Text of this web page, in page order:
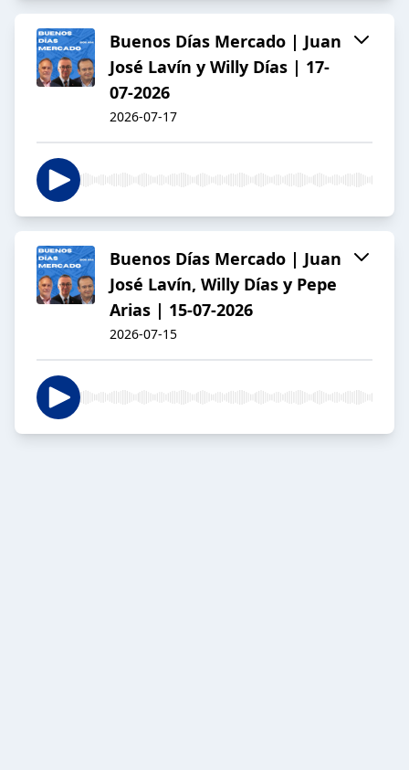
Buenos Días Mercado | Juan
José Lavín y Willy Días | 17-
07-2026
2026-07-17
Buenos Días Mercado | Juan
José Lavín, Willy Días y Pepe
Arias | 15-07-2026
2026-07-15